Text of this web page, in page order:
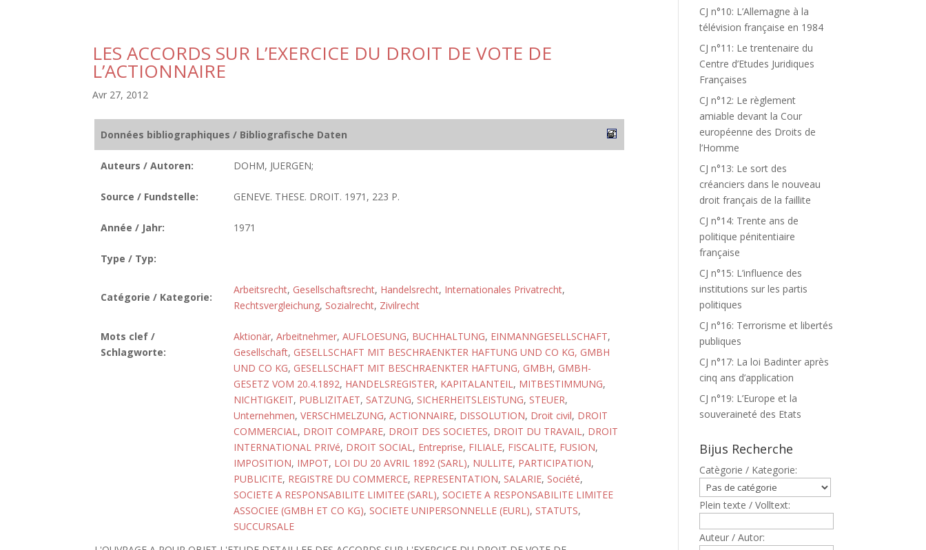
LES ACCORDS SUR L’EXERCICE DU DROIT DE VOTE DE
L’ACTIONNAIRE
Avr 27, 2012
Données bibliographiques / Bibliografische Daten
Auteurs / Autoren: DOHM, JUERGEN;
Source / Fundstelle: GENEVE. THESE. DROIT. 1971, 223 P.
Année / Jahr: 1971
Type / Typ:
Catégorie / Kategorie:
Arbeitsrecht, Gesellschaftsrecht, Handelsrecht, Internationales Privatrecht,
Rechtsvergleichung, Sozialrecht, Zivilrecht
Mots clef /
Schlagworte:
Aktionär, Arbeitnehmer, AUFLOESUNG, BUCHHALTUNG, EINMANNGESELLSCHAFT,
Gesellschaft, GESELLSCHAFT MIT BESCHRAENKTER HAFTUNG UND CO KG, GMBH
UND CO KG, GESELLSCHAFT MIT BESCHRAENKTER HAFTUNG, GMBH, GMBH-
GESETZ VOM 20.4.1892, HANDELSREGISTER, KAPITALANTEIL, MITBESTIMMUNG,
NICHTIGKEIT, PUBLIZITAET, SATZUNG, SICHERHEITSLEISTUNG, STEUER,
Unternehmen, VERSCHMELZUNG, ACTIONNAIRE, DISSOLUTION, Droit civil, DROIT
COMMERCIAL, DROIT COMPARE, DROIT DES SOCIETES, DROIT DU TRAVAIL, DROIT
INTERNATIONAL PRIVé, DROIT SOCIAL, Entreprise, FILIALE, FISCALITE, FUSION,
IMPOSITION, IMPOT, LOI DU 20 AVRIL 1892 (SARL), NULLITE, PARTICIPATION,
PUBLICITE, REGISTRE DU COMMERCE, REPRESENTATION, SALARIE, Société,
SOCIETE A RESPONSABILITE LIMITEE (SARL), SOCIETE A RESPONSABILITE LIMITEE
ASSOCIEE (GMBH ET CO KG), SOCIETE UNIPERSONNELLE (EURL), STATUTS,
SUCCURSALE
CJ n°10: L’Allemagne à la
télévision française en 1984
CJ n°11: Le trentenaire du
Centre d’Etudes Juridiques
Françaises
CJ n°12: Le règlement
amiable devant la Cour
européenne des Droits de
l’Homme
CJ n°13: Le sort des
créanciers dans le nouveau
droit français de la faillite
CJ n°14: Trente ans de
politique pénitentiaire
française
CJ n°15: L’influence des
institutions sur les partis
politiques
CJ n°16: Terrorisme et libertés
publiques
CJ n°17: La loi Badinter après
cinq ans d’application
CJ n°19: L’Europe et la
souveraineté des Etats
Bijus Recherche
Catègorie / Kategorie:
Plein texte / Volltext:
Auteur / Autor: